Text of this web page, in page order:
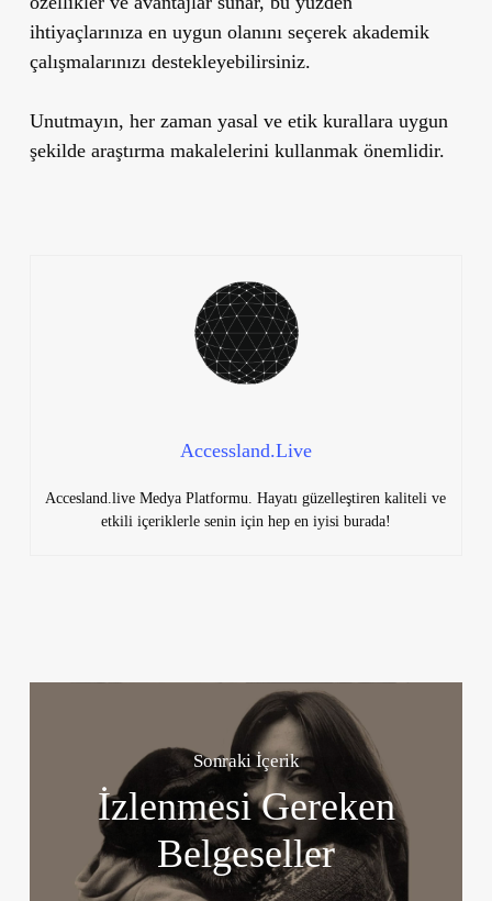
ihtiyaçlarınıza en uygun olanını seçerek akademik
çalışmalarınızı destekleyebilirsiniz.
Unutmayın, her zaman yasal ve etik kurallara uygun
şekilde araştırma makalelerini kullanmak önemlidir.
Accessland.Live
Accesland.live Medya Platformu. Hayatı güzelleştiren kaliteli ve
etkili içeriklerle senin için hep en iyisi burada!
Sonraki İçerik
İzlenmesi Gereken
Belgeseller